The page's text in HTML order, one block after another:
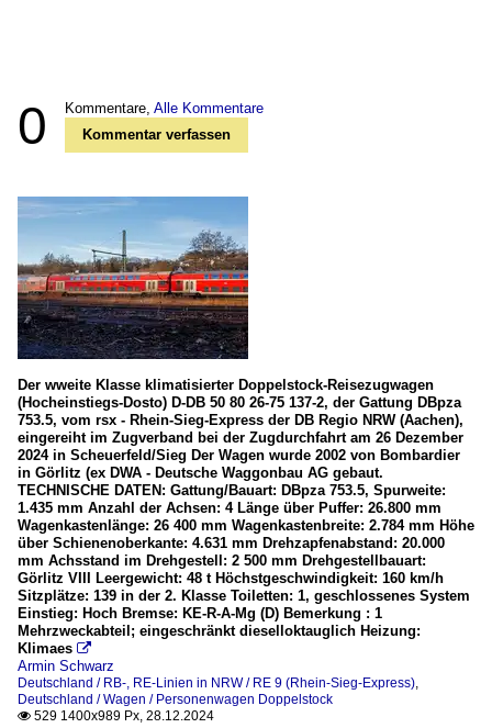
0 Kommentare, Alle Kommentare
Kommentar verfassen
Der wweite Klasse klimatisierter Doppelstock-Reisezugwagen
(Hocheinstiegs-Dosto) D-DB 50 80 26-75 137-2, der Gattung DBpza
753.5, vom rsx - Rhein-Sieg-Express der DB Regio NRW (Aachen),
eingereiht im Zugverband bei der Zugdurchfahrt am 26 Dezember
2024 in Scheuerfeld/Sieg Der Wagen wurde 2002 von Bombardier
in Görlitz (ex DWA - Deutsche Waggonbau AG gebaut.
TECHNISCHE DATEN: Gattung/Bauart: DBpza 753.5, Spurweite:
1.435 mm Anzahl der Achsen: 4 Länge über Puffer: 26.800 mm
Wagenkastenlänge: 26 400 mm Wagenkastenbreite: 2.784 mm Höhe
über Schienenoberkante: 4.631 mm Drehzapfenabstand: 20.000
mm Achsstand im Drehgestell: 2 500 mm Drehgestellbauart:
Görlitz VIII Leergewicht: 48 t Höchstgeschwindigkeit: 160 km/h
Sitzplätze: 139 in der 2. Klasse Toiletten: 1, geschlossenes System
Einstieg: Hoch Bremse: KE-R-A-Mg (D) Bemerkung : 1
Mehrzweckabteil; eingeschränkt dieselloktauglich Heizung:
Klimaes 
Armin Schwarz
Deutschland / RB-, RE-Linien in NRW / RE 9 (Rhein-Sieg-Express)
Deutschland / Wagen / Personenwagen Doppelstock
 529 1400x989 Px, 28.12.2024